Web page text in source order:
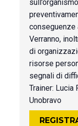
conseguenze
Verranno,
di
risorse
segnali di
Trainer: Lucia
Unobravo